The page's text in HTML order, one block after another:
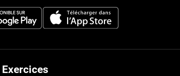
Exercices